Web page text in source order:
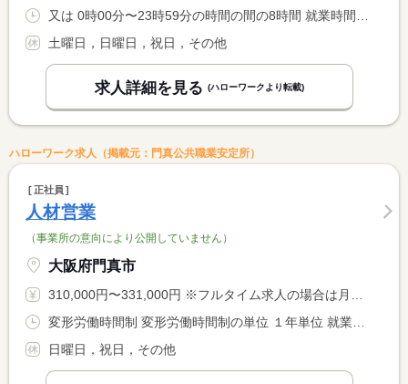
又は 0時00分〜23時59分の時間の間の8時間 就業時間に関する特記事項 ※勤務時間帯は早朝・深夜スタートがあります。
土曜日，日曜日，祝日，その他
求人詳細を見る (ハローワークより転載)
ハローワーク求人（掲載元：門真公共職業安定所）
正社員
人材営業
（事業所の意向により公開していません）
大阪府門真市
310,000円〜331,000円 ※フルタイム求人の場合は月額（換算額）、パート求人の場合は時間額を表示しています。
変形労働時間制 変形労働時間制の単位 １年単位 就業時間１ 9時00分〜18時00分
日曜日，祝日，その他